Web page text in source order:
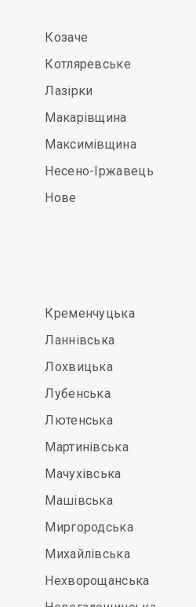
Козаче
Котляревське
Лазірки
Макарівщина
Максимівщина
Несено-Іржавець
Нове
Кременчуцька
Ланнівська
Лохвицька
Лубенська
Лютенська
Мартинівська
Мачухівська
Машівська
Миргородська
Михайлівська
Нехворощанська